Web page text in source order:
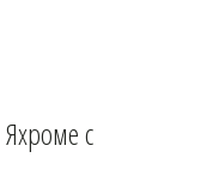
Яхроме с